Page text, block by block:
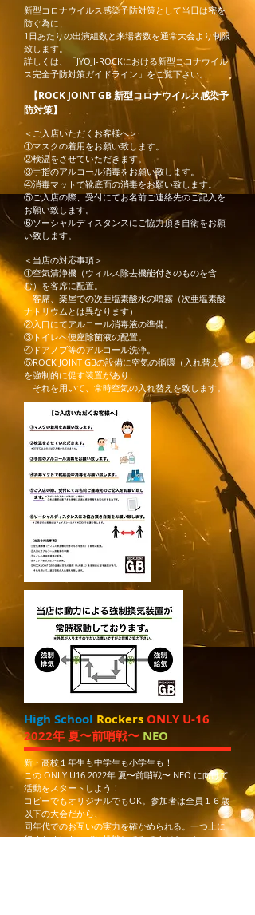
新型コロナウイルス感染予防対策として当日は密を
防ぐ為に、
1日あたりの出演組数と来場者数を通常大会より制限
致します。
詳しくは、「JYOJI-ROCKにおける新型コロナウイル
ス完全予防対策ガイドライン 」をご覧下さい。
【ROCK JOINT GB 新型コロナウイルス感染予
防対策】
＜ご入店いただくお客様へ＞
①マスクの着用をお願い致します。
②検温をさせていただきます。
③手指のアルコール消毒をお願い致します。
④消毒マットで靴底面の消毒をお願い致します。
⑤ご入店の際、受付にてお名前ご連絡先のご記入を
お願い致します。
⑥ソーシャルディスタンスにご協力頂き自衛をお願
い致します。
＜当店の対応事項＞
①空気清浄機（ウィルス除去機能付きのものを含
む）を客席に配置。
​ 客席、楽屋での次亜塩素酸水の噴霧（次亜塩素酸
ナトリウムとは異なります）
②入口にてアルコール消毒液の準備。
③トイレへ便座除菌液の配置。
④ドアノブ等のアルコール洗浄。
⑤ROCK JOINT GBの設備に空気の循環（入れ替え）
を強制的に促す装置があり、
それを用いて、常時空気の入れ替えを致します。
High School Rockers ONLY U-16
2022年 夏〜前哨戦〜 NEO
新・高校１年生も中学生も小学生も！
この ONLY U16 2022年 夏〜前哨戦〜 NEO に向けて
活動をスタートしよう！
コピーでもオリジナルでもOK。参加者は全員１６歳
以下の大会だから、
同年代でのお互いの実力を確かめられる。一つ上に
行くためにも、ぜひ挑戦してみてください！